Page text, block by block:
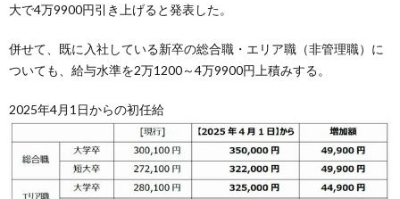
大で4万9900円引き上げると発表した。
併せて、既に入社している新卒の総合職・エリア職（非管理職）に
ついても、給与水準を2万1200～4万9900円上積みする。
2025年4月1日からの初任給